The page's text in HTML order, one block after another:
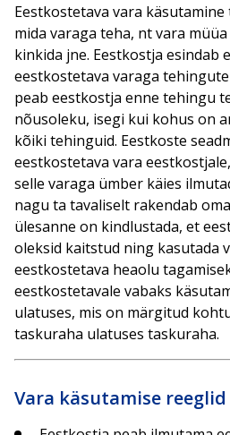
Eestkostetava vara
mida varaga teha, nt vara
kinkida jne. Eestkostja esindab
eestkostetava varaga
peab eestkostja enne tehingu
nõusoleku, isegi kui kohus on
kõiki tehinguid. Eestkoste
eestkostetava vara
selle varaga ümber käies
nagu ta tavaliselt rakendab
ülesanne on kindlustada, et
oleksid kaitstud ning kasutada
eestkostetava heaolu
eestkostetavale vabaks
ulatuses, mis on märgitud
taskuraha ulatuses taskuraha.
Vara käsutamise reeglid